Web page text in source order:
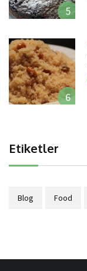
5
6
Etiketler
Blog Food